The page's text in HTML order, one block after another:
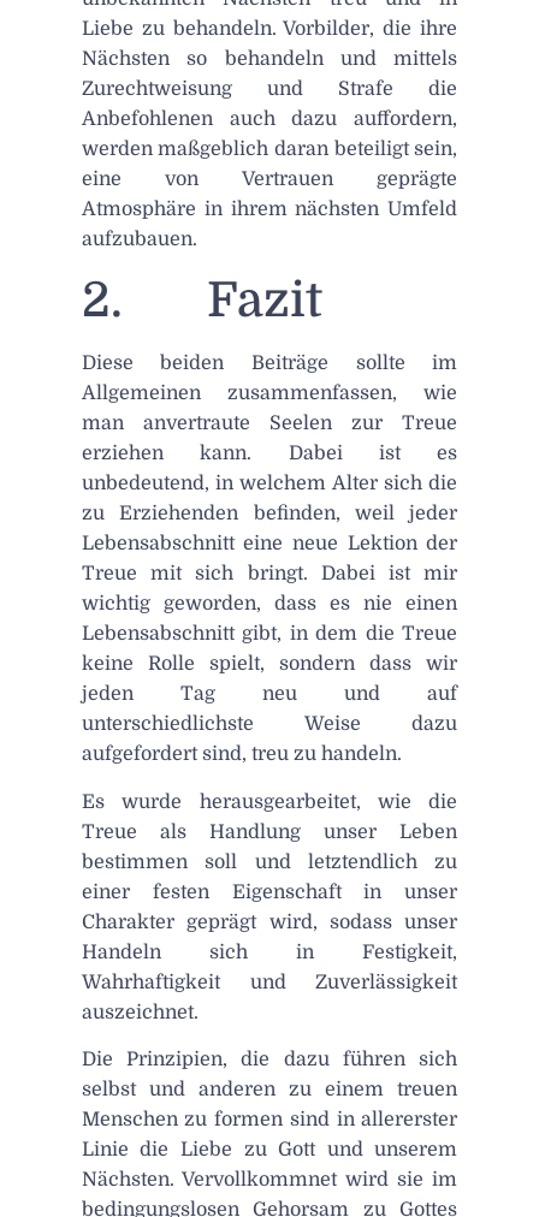
Liebe zu behandeln. Vorbilder, die ihre
Nächsten so behandeln und mittels
Zurechtweisung und Strafe die
Anbefohlenen auch dazu auffordern,
werden maßgeblich daran beteiligt sein,
eine von Vertrauen geprägte
Atmosphäre in ihrem nächsten Umfeld
aufzubauen.
2. Fazit
Diese beiden Beiträge sollte im
Allgemeinen zusammenfassen, wie
man anvertraute Seelen zur Treue
erziehen kann. Dabei ist es
unbedeutend, in welchem Alter sich die
zu Erziehenden befinden, weil jeder
Lebensabschnitt eine neue Lektion der
Treue mit sich bringt. Dabei ist mir
wichtig geworden, dass es nie einen
Lebensabschnitt gibt, in dem die Treue
keine Rolle spielt, sondern dass wir
jeden Tag neu und auf
unterschiedlichste Weise dazu
aufgefordert sind, treu zu handeln.
Es wurde herausgearbeitet, wie die
Treue als Handlung unser Leben
bestimmen soll und letztendlich zu
einer festen Eigenschaft in unser
Charakter geprägt wird, sodass unser
Handeln sich in Festigkeit,
Wahrhaftigkeit und Zuverlässigkeit
auszeichnet.
Die Prinzipien, die dazu führen sich
selbst und anderen zu einem treuen
Menschen zu formen sind in allererster
Linie die Liebe zu Gott und unserem
Nächsten. Vervollkommnet wird sie im
bedingungslosen Gehorsam zu Gottes